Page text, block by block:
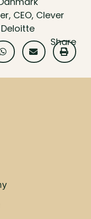
CEO, Clever
Share